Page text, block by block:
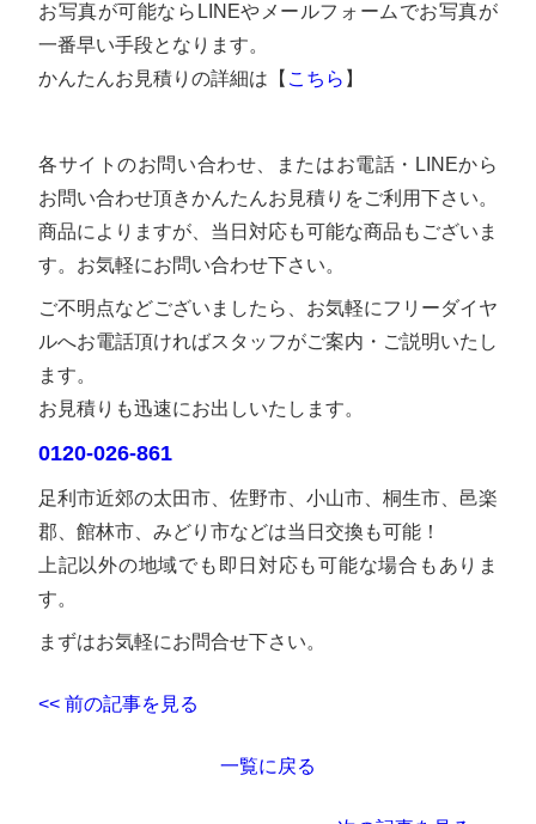
お写真が可能ならLINEやメールフォームでお写真が
一番早い手段となります。
かんたんお見積りの詳細は【 こちら 】
各サイトのお問い合わせ、またはお電話・LINEから
お問い合わせ頂きかんたんお見積りをご利用下さい。
商品によりますが、当日対応も可能な商品もございま
す。お気軽にお問い合わせ下さい。
ご不明点などございましたら、お気軽にフリーダイヤ
ルへお電話頂ければスタッフがご案内・ご説明いたし
ます。
お見積りも迅速にお出しいたします。
0120-026-861
足利市近郊の太田市、佐野市、小山市、桐生市、邑楽
郡、館林市、みどり市などは当日交換も可能！
上記以外の地域でも即日対応も可能な場合もありま
す。
まずはお気軽にお問合せ下さい。
<< 前の記事を見る
一覧に戻る